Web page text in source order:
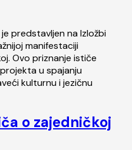
predstavljen na Izložbi
manifestaciji
Ovo priznanje ističe
u spajanju
kulturnu i jezičnu
o zajedničkoj